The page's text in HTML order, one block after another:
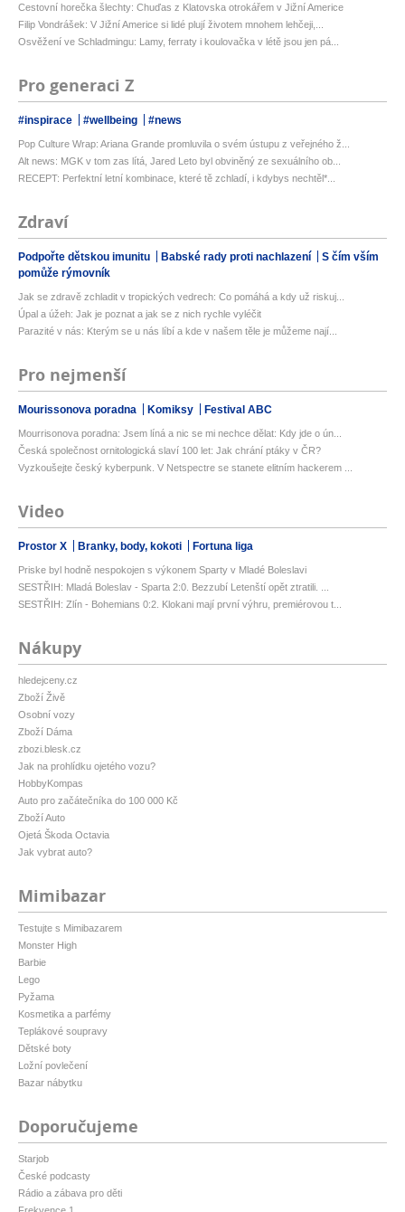
Cestovní horečka šlechty: Chuďas z Klatovska otrokářem v Jižní Americe
Filip Vondrášek: V Jižní Americe si lidé plují životem mnohem lehčeji,...
Osvěžení ve Schladmingu: Lamy, ferraty i koulovačka v létě jsou jen pá...
Pro generaci Z
#inspirace #wellbeing #news
Pop Culture Wrap: Ariana Grande promluvila o svém ústupu z veřejného ž...
Alt news: MGK v tom zas lítá, Jared Leto byl obviněný ze sexuálního ob...
RECEPT: Perfektní letní kombinace, které tě zchladí, i kdybys nechtěl*...
Zdraví
Podpořte dětskou imunitu Babské rady proti nachlazení
S čím vším
pomůže rýmovník
Jak se zdravě zchladit v tropických vedrech: Co pomáhá a kdy už riskuj...
Úpal a úžeh: Jak je poznat a jak se z nich rychle vyléčit
Parazité v nás: Kterým se u nás líbí a kde v našem těle je můžeme nají...
Pro nejmenší
Mourissonova poradna Komiksy Festival ABC
Mourrisonova poradna: Jsem líná a nic se mi nechce dělat: Kdy jde o ún...
Česká společnost ornitologická slaví 100 let: Jak chrání ptáky v ČR?
Vyzkoušejte český kyberpunk. V Netspectre se stanete elitním hackerem ...
Video
Prostor X Branky, body, kokoti Fortuna liga
Priske byl hodně nespokojen s výkonem Sparty v Mladé Boleslavi
SESTŘIH: Mladá Boleslav - Sparta 2:0. Bezzubí Letenští opět ztratili. ...
SESTŘIH: Zlín - Bohemians 0:2. Klokani mají první výhru, premiérovou t...
Nákupy
hledejceny.cz
Zboží Živě
Osobní vozy
Zboží Dáma
zbozi.blesk.cz
Jak na prohlídku ojetého vozu?
HobbyKompas
Auto pro začátečníka do 100 000 Kč
Zboží Auto
Ojetá Škoda Octavia
Jak vybrat auto?
Mimibazar
Testujte s Mimibazarem
Monster High
Barbie
Lego
Pyžama
Kosmetika a parfémy
Teplákové soupravy
Dětské boty
Ložní povlečení
Bazar nábytku
Doporučujeme
Starjob
České podcasty
Rádio a zábava pro děti